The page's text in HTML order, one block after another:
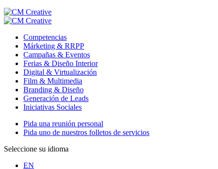
Competencias
Márketing & RRPP
Campañas & Eventos
Ferias & Diseño Interior
Digital & Virtualización
Film & Multimedia
Branding & Diseño
Generación de Leads
Iniciativas Sociales
Pida una reunión personal
Pida uno de nuestros folletos de servicios
Seleccione su idioma
EN